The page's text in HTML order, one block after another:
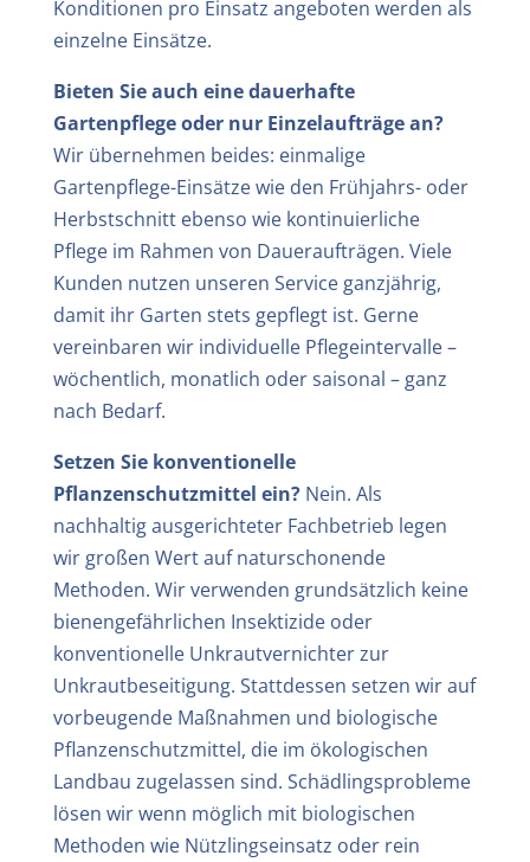
Konditionen pro Einsatz angeboten werden als
einzelne Einsätze.
Bieten Sie auch eine dauerhafte
Gartenpflege oder nur Einzelaufträge an?
Wir übernehmen beides: einmalige
Gartenpflege-Einsätze wie den Frühjahrs- oder
Herbstschnitt ebenso wie kontinuierliche
Pflege im Rahmen von Daueraufträgen. Viele
Kunden nutzen unseren Service ganzjährig,
damit ihr Garten stets gepflegt ist. Gerne
vereinbaren wir individuelle Pflegeintervalle –
wöchentlich, monatlich oder saisonal – ganz
nach Bedarf.
Setzen Sie konventionelle
Pflanzenschutzmittel ein?Nein. Als
nachhaltig ausgerichteter Fachbetrieb legen
wir großen Wert auf naturschonende
Methoden. Wir verwenden grundsätzlich keine
bienengefährlichen Insektizide oder
konventionelle Unkrautvernichter zur
Unkrautbeseitigung. Stattdessen setzen wir auf
vorbeugende Maßnahmen und biologische
Pflanzenschutzmittel, die im ökologischen
Landbau zugelassen sind. Schädlingsprobleme
lösen wir wenn möglich mit biologischen
Methoden wie Nützlingseinsatz oder rein